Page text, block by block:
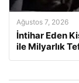
Ağustos 7, 2026
İntihar Eden
ile Milyarlık